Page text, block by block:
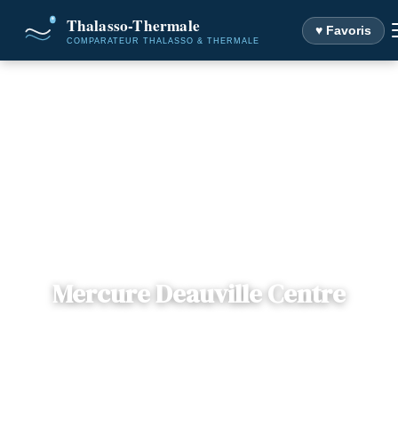
♥ Favoris
Mercure Deauville Centre